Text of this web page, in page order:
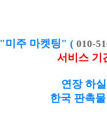
"미주 마켓팅" ( 010-
서비스 기
연장 하
한국 판촉